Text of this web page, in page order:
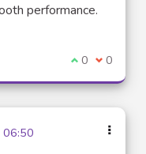
performance.
I agree with
0 I 0